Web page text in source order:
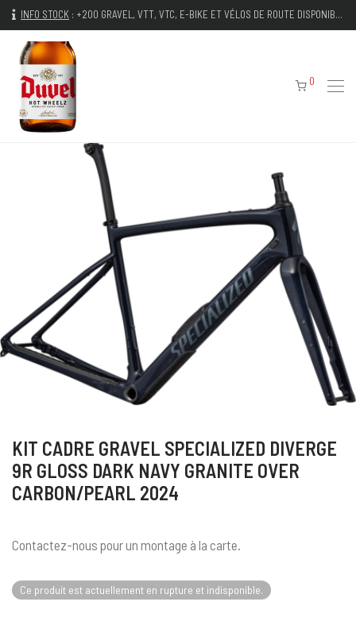
INFO STOCK : +200 GRAVEL, VTT, VTC, E-BIKE ET VÉLOS DE ROUTE DISPONIBLES IMMÉDIATEMENT
0
KIT CADRE GRAVEL SPECIALIZED DIVERGE
9R GLOSS DARK NAVY GRANITE OVER
CARBON/PEARL 2024
Contactez-nous pour un montage à la carte.
Ce produit est actuellement en rupture et indisponible.